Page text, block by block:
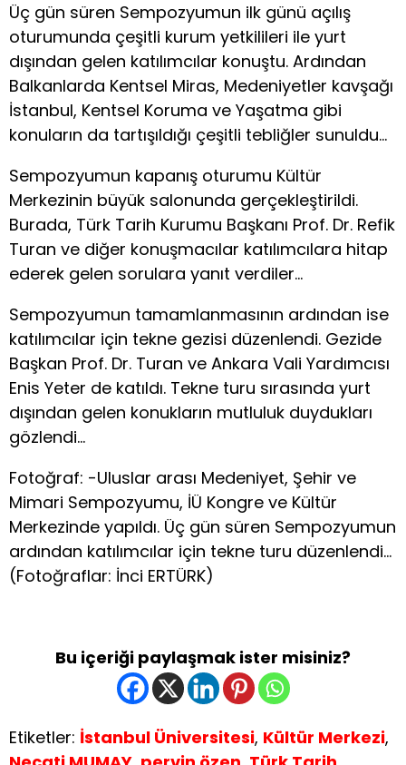
Üç gün süren Sempozyumun ilk günü açılış
oturumunda çeşitli kurum yetkilileri ile yurt
dışından gelen katılımcılar konuştu. Ardından
Balkanlarda Kentsel Miras, Medeniyetler kavşağı
İstanbul, Kentsel Koruma ve Yaşatma gibi
konuların da tartışıldığı çeşitli tebliğler sunuldu…
Sempozyumun kapanış oturumu Kültür
Merkezinin büyük salonunda gerçekleştirildi.
Burada, Türk Tarih Kurumu Başkanı Prof. Dr. Refik
Turan ve diğer konuşmacılar katılımcılara hitap
ederek gelen sorulara yanıt verdiler…
Sempozyumun tamamlanmasının ardından ise
katılımcılar için tekne gezisi düzenlendi. Gezide
Başkan Prof. Dr. Turan ve Ankara Vali Yardımcısı
Enis Yeter de katıldı. Tekne turu sırasında yurt
dışından gelen konukların mutluluk duydukları
gözlendi…
Fotoğraf: -Uluslar arası Medeniyet, Şehir ve
Mimari Sempozyumu, İÜ Kongre ve Kültür
Merkezinde yapıldı. Üç gün süren Sempozyumun
ardından katılımcılar için tekne turu düzenlendi…
(Fotoğraflar: İnci ERTÜRK)
Bu içeriği paylaşmak ister misiniz?
Etiketler: İstanbul Üniversitesi, Kültür Merkezi,